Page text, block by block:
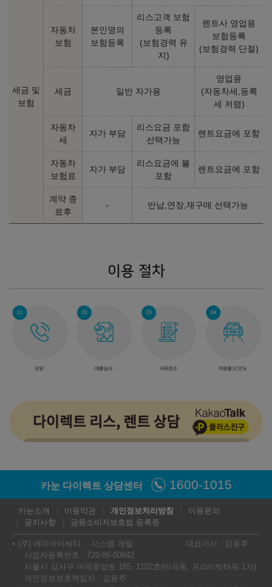
세금 및
보험
자동차
보험
본인명의
보험등록
리스고객 보험
등록
(보험경력 유
지)
렌트사 영업용
보험등록
(보험경력 단절)
세금 일반 자가용
영업용
(자동차세,등록
세 저렴)
자동차
세
자가 부담
리스요금 포함
선택가능
렌트요금에 포함
자동차
보험료
자가 부담
리스요금에 불
포함
렌트요금에 포함
계약 종
료후
- 반납,연장,재구매 선택가능
이용 절차
카눈 다이렉트 상담센터 1600-1015
카눈소개 이용약관 개인정보처리방침
이용문의
공지사항
금융소비자보호법 등록증
(주) 에이아이씨티 시스템 개발
대표이사 : 김용주
사업자등록번호 : 720-86-00942
서울시 강서구 마곡중앙로 165, 1102호(마곡동, 프라이빗타워 1차)
개인정보보호책임자 : 김용주